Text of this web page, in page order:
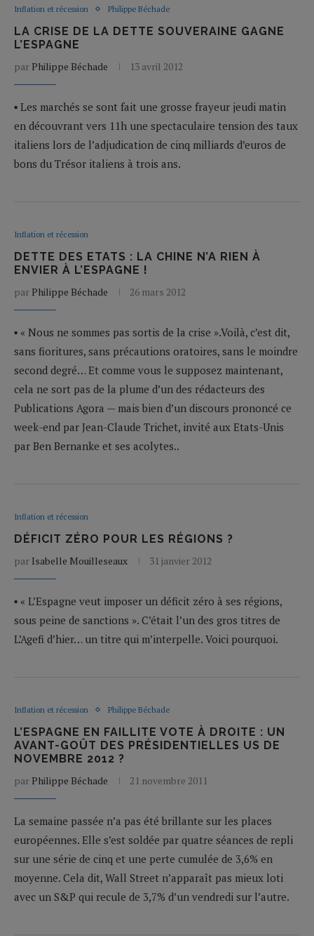
Inflation et récession Philippe Béchade
LA CRISE DE LA DETTE SOUVERAINE GAGNE
L’ESPAGNE
par Philippe Béchade 13 avril 2012
▪ Les marchés se sont fait une grosse frayeur jeudi matin
en découvrant vers 11h une spectaculaire tension des taux
italiens lors de l’adjudication de cinq milliards d’euros de
bons du Trésor italiens à trois ans.
Inflation et récession
DETTE DES ETATS : LA CHINE N’A RIEN À
ENVIER À L’ESPAGNE !
par Philippe Béchade 26 mars 2012
▪ « Nous ne sommes pas sortis de la crise ».Voilà, c’est dit,
sans fioritures, sans précautions oratoires, sans le moindre
second degré… Et comme vous le supposez maintenant,
cela ne sort pas de la plume d’un des rédacteurs des
Publications Agora — mais bien d’un discours prononcé ce
week-end par Jean-Claude Trichet, invité aux Etats-Unis
par Ben Bernanke et ses acolytes..
Inflation et récession
DÉFICIT ZÉRO POUR LES RÉGIONS ?
par Isabelle Mouilleseaux 31 janvier 2012
▪ « L’Espagne veut imposer un déficit zéro à ses régions,
sous peine de sanctions ». C’était l’un des gros titres de
L’Agefi d’hier… un titre qui m’interpelle. Voici pourquoi.
Inflation et récession Philippe Béchade
L’ESPAGNE EN FAILLITE VOTE À DROITE : UN
AVANT-GOÛT DES PRÉSIDENTIELLES US DE
NOVEMBRE 2012 ?
par Philippe Béchade 21 novembre 2011
La semaine passée n’a pas été brillante sur les places
européennes. Elle s’est soldée par quatre séances de repli
sur une série de cinq et une perte cumulée de 3,6% en
moyenne. Cela dit, Wall Street n’apparaît pas mieux loti
avec un S&P qui recule de 3,7% d’un vendredi sur l’autre.